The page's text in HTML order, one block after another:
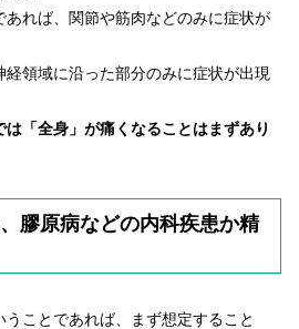
あれば、関節や筋肉などのみに症状が
経領域に沿った部分のみに症状が出現
は「全身」が痛くなることはまずあり
膠原病などの内科疾患か精
うことであれば、まず想定すること